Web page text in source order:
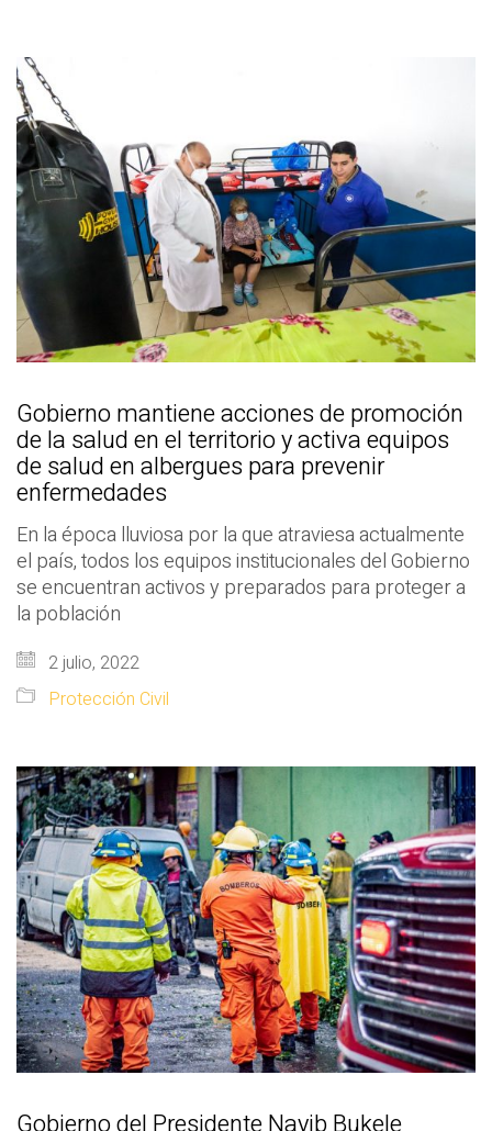
Gobierno mantiene acciones de promoción
de la salud en el territorio y activa equipos
de salud en albergues para prevenir
enfermedades
En la época lluviosa por la que atraviesa actualmente
el país, todos los equipos institucionales del Gobierno
se encuentran activos y preparados para proteger a
la población
2 julio, 2022
Protección Civil
Gobierno del Presidente Nayib Bukele